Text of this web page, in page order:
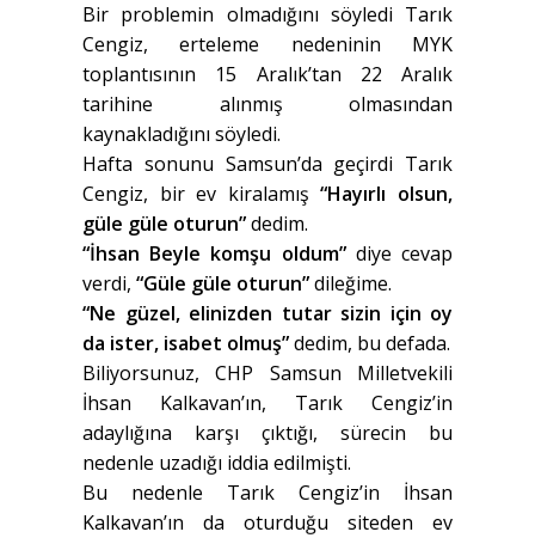
Bir problemin olmadığını söyledi Tarık
Cengiz, erteleme nedeninin MYK
toplantısının 15 Aralık’tan 22 Aralık
tarihine alınmış olmasından
kaynakladığını söyledi.
Hafta sonunu Samsun’da geçirdi Tarık
Cengiz, bir ev kiralamış“Hayırlı olsun,
güle güle oturun”dedim.
“İhsan Beyle komşu oldum”diye cevap
verdi, “Güle güle oturun”dileğime.
“Ne güzel, elinizden tutar sizin için oy
da ister, isabet olmuş”dedim, bu defada.
Biliyorsunuz, CHP Samsun Milletvekili
İhsan Kalkavan’ın, Tarık Cengiz’in
adaylığına karşı çıktığı, sürecin bu
nedenle uzadığı iddia edilmişti.
Bu nedenle Tarık Cengiz’in İhsan
Kalkavan’ın da oturduğu siteden ev